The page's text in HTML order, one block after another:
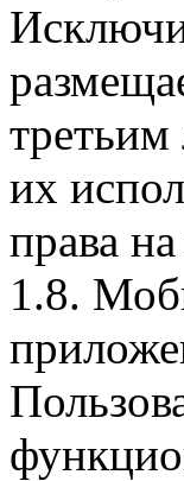
их
права
1.8.